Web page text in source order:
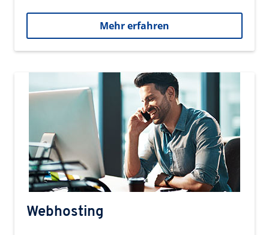
Mehr erfahren
Webhosting